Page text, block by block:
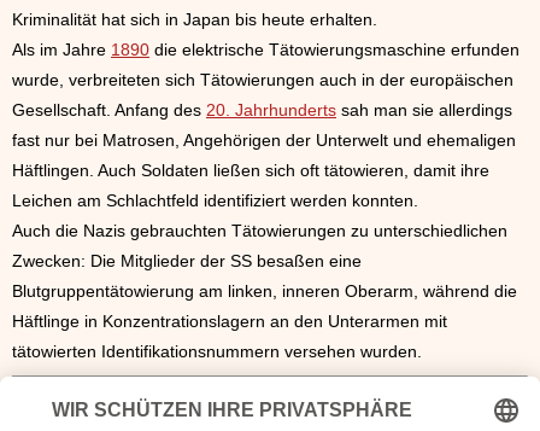
Kriminalität hat sich in Japan bis heute erhalten.
Als im Jahre 1890 die elektrische Tätowierungsmaschine erfunden
wurde, verbreiteten sich Tätowierungen auch in der europäischen
Gesellschaft. Anfang des 20. Jahrhunderts sah man sie allerdings
fast nur bei Matrosen, Angehörigen der Unterwelt und ehemaligen
Häftlingen. Auch Soldaten ließen sich oft tätowieren, damit ihre
Leichen am Schlachtfeld identifiziert werden konnten.
Auch die Nazis gebrauchten Tätowierungen zu unterschiedlichen
Zwecken: Die Mitglieder der SS besaßen eine
Blutgruppentätowierung am linken, inneren Oberarm, während die
Häftlinge in Konzentrationslagern an den Unterarmen mit
tätowierten Identifikationsnummern versehen wurden.
Modeerscheinung des Tätowierens